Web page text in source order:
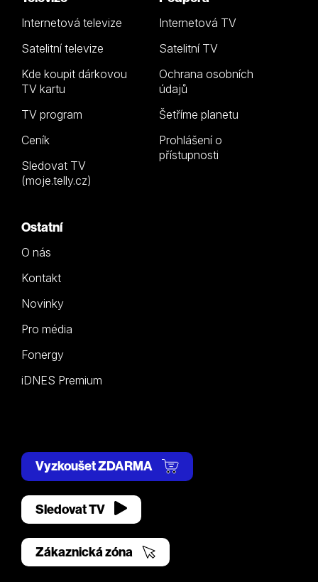
Internetová televize
Satelitní televize
Kde koupit dárkovou
TV kartu
TV program
Ceník
Sledovat TV
(moje.telly.cz)
Internetová TV
Satelitní TV
Ochrana osobních
údajů
Šetříme planetu
Prohlášení o
přístupnosti
Ostatní
O nás
Kontakt
Novinky
Pro média
Fonergy
iDNES Premium
Vyzkoušet ZDARMA
Sledovat TV
Zákaznická zóna